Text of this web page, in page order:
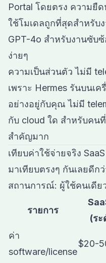
Portal โดยตรง ความยื
ใช้โมเดลถูกที่สุดสำหรับ
GPT-4o สำหรับงานซับ
ง่ายๆ
ความเป็นส่วนตัว ไม่มี
เพราะ Hermes รันบนเ
อย่างอยู่กับคุณ ไม่มี
กับ cloud ใด สำหรับค
สำคัญมาก
เทียบค่าใช้จ่ายจริง
มาเทียบตรงๆ กันเลยดีก
สถานการณ์: ผู้ใช้คนเดีย
รายการ
(ระ
ค่า
software/license
$20-